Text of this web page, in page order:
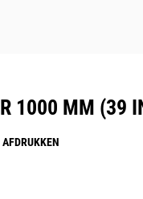
1000 MM (39
AFDRUKKEN